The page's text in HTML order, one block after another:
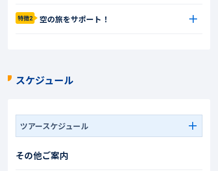
特徴2 空の旅をサポート！
スケジュール
ツアースケジュール
その他ご案内